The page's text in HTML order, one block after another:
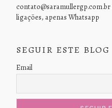
contato@saramullergp.com.br
ligações, apenas Whatsapp
SEGUIR ESTE BLOG
Email